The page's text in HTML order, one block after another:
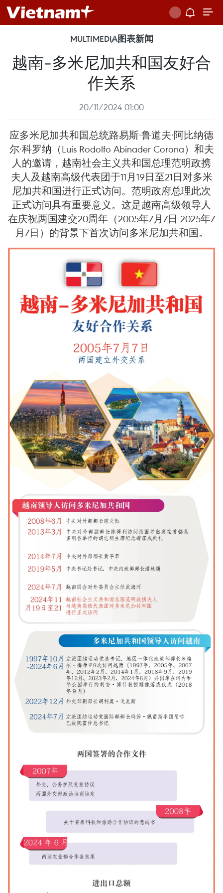
MULTIMEDIA图表新闻
越南-多米尼加共和国友好合
作关系
20/11/2024 01:00
应多米尼加共和国总统路易斯·鲁道夫·阿比纳德
尔·科罗纳（Luis Rodolfo Abinader Corona）和夫
人的邀请，越南社会主义共和国总理范明政携
夫人及越南高级代表团于11月19日至21日对多米
尼加共和国进行正式访问。范明政府总理此次
正式访问具有重要意义。这是越南高级领导人
在庆祝两国建交20周年（2005年7月7日-2025年7
月7日）的背景下首次访问多米尼加共和国。